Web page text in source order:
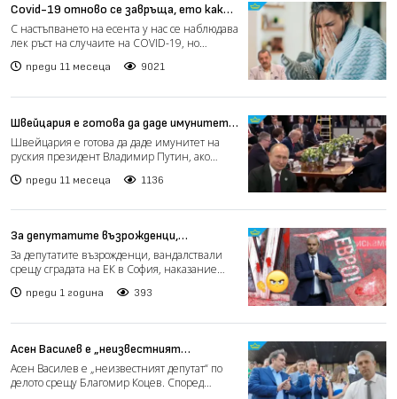
Covid-19 отново се завръща, ето какви
са симптомите (видео)
С настъпването на есента у нас се наблюдава
лек ръст на случаите на COVID-19, но
преди 11 месеца 9021
Швейцария е готова да даде имунитет
на Путин, ако срещата му със Зеленски
е в Женева
Швейцария е готова да даде имунитет на
руския президент Владимир Путин, ако
преди 11 месеца 1136
За депутатите възрожденци,
вандалствали срещу сградата на ЕК в
София, наказание няма
За депутатите възрожденци, вандалствали
срещу сградата на ЕК в София, наказание
преди 1 година 393
Асен Василев е „неизвестният
депутат“ по делото срещу Благомир
Коцев
Асен Василев е „неизвестният депутат“ по
делото срещу Благомир Коцев. Според